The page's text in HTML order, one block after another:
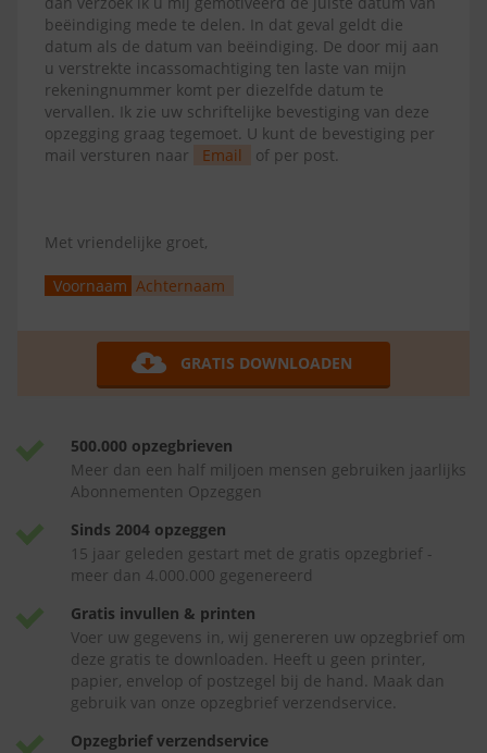
beëindiging mede te delen. In dat geval geldt die
datum als de datum van beëindiging. De door mij aan
u verstrekte incassomachtiging ten laste van mijn
rekeningnummer komt per diezelfde datum te
vervallen. Ik zie uw schriftelijke bevestiging van deze
opzegging graag tegemoet. U kunt de bevestiging per
mail versturen naar
Email of per post.
Met vriendelijke groet,
Voornaam Achternaam
GRATIS DOWNLOADEN
500.000 opzegbrieven
Meer dan een half miljoen mensen gebruiken jaarlijks
Abonnementen Opzeggen
Sinds 2004 opzeggen
15 jaar geleden gestart met de gratis opzegbrief -
meer dan 4.000.000 gegenereerd
Gratis invullen & printen
Voer uw gegevens in, wij genereren uw opzegbrief om
deze gratis te downloaden. Heeft u geen printer,
papier, envelop of postzegel bij de hand. Maak dan
gebruik van onze opzegbrief verzendservice.
Opzegbrief verzendservice